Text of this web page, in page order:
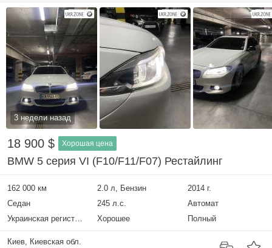
3 недели назад
18 900 $ Хорошая цена
BMW 5 серия VI (F10/F11/F07) Рестайлинг
162 000 км 2.0 л, Бензин
2014 г.
Седан
245 л.с.
Автомат
Украинская регистрация
Хорошее Полный
Киев, Киевская обл.